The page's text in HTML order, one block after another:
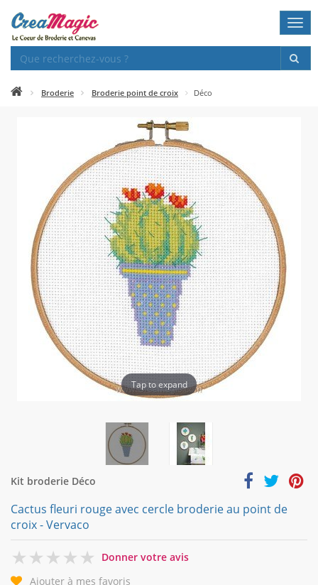
Broderie Broderie point de croix Déco
Tap to expand
Kit broderie Déco
Cactus fleuri rouge avec cercle broderie au point de
croix - Vervaco
0
Donner votre avis
Ajouter à mes favoris